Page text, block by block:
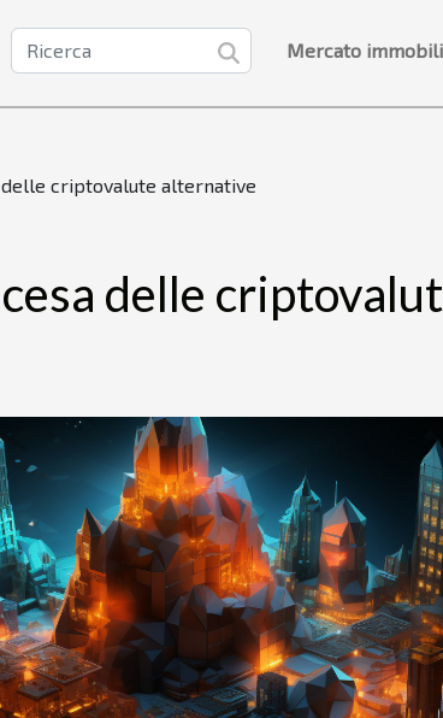
Mercato
delle criptovalute alternative
delle